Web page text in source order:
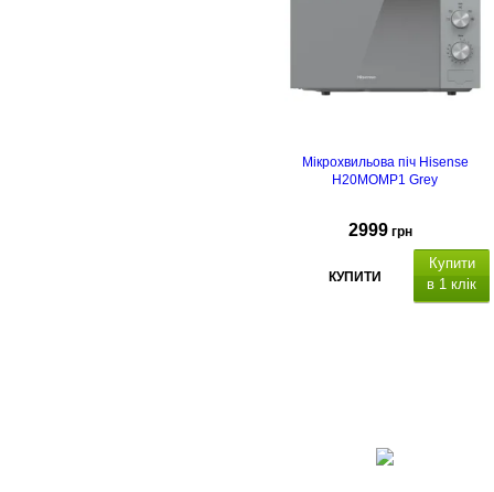
Мікрохвильова піч Hisense
H20MOMP1 Grey
2999 грн
КУПИТИ
Купити
в 1 клік